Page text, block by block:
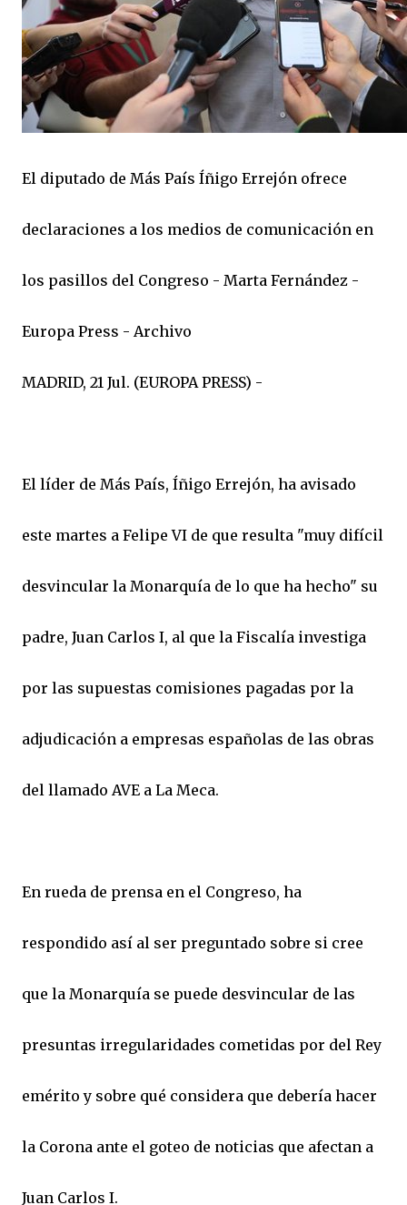
El diputado de Más País Íñigo Errejón ofrece
declaraciones a los medios de comunicación en
los pasillos del Congreso - Marta Fernández -
Europa Press - Archivo
MADRID, 21 Jul. (EUROPA PRESS) -
El líder de Más País, Íñigo Errejón, ha avisado
este martes a Felipe VI de que resulta "muy difícil
desvincular la Monarquía de lo que ha hecho" su
padre, Juan Carlos I, al que la Fiscalía investiga
por las supuestas comisiones pagadas por la
adjudicación a empresas españolas de las obras
del llamado AVE a La Meca.
En rueda de prensa en el Congreso, ha
respondido así al ser preguntado sobre si cree
que la Monarquía se puede desvincular de las
presuntas irregularidades cometidas por del Rey
emérito y sobre qué considera que debería hacer
la Corona ante el goteo de noticias que afectan a
Juan Carlos I.